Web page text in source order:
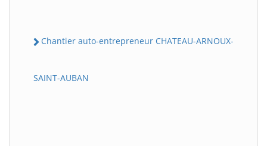
Chantier auto-entrepreneur CHATEAU-ARNOUX-
SAINT-AUBAN